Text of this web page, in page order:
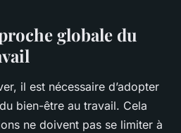
globale du
il est nécessaire d’adopter
bien-être au travail. Cela
ne doivent pas se limiter à